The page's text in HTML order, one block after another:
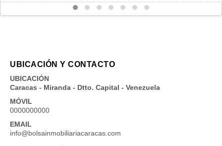
UBICACIÓN Y CONTACTO
UBICACIÓN
Caracas - Miranda - Dtto. Capital - Venezuela
MÓVIL
0000000000
EMAIL
info@bolsainmobiliariacaracas.com